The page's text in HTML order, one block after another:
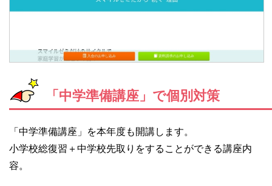
「中学準備講座」で個別対策
「中学準備講座」を本年度も開講します。
小学校総復習＋中学校先取りをすることができる講座内
容。